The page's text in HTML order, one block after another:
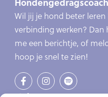
Wil jij je hond beter
verbinding werken? Dan
me een berichtje, of
hoop je snel te zien!